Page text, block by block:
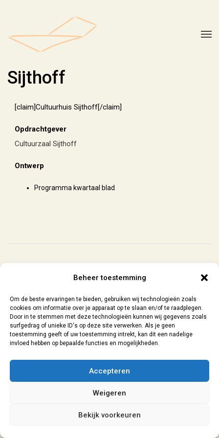
Beheer toestemming
Om de beste ervaringen te bieden, gebruiken wij technologieën zoals
cookies om informatie over je apparaat op te slaan en/of te raadplegen.
Door in te stemmen met deze technologieën kunnen wij gegevens zoals
surfgedrag of unieke ID's op deze site verwerken. Als je geen
toestemming geeft of uw toestemming intrekt, kan dit een nadelige
invloed hebben op bepaalde functies en mogelijkheden.
Accepteren
Weigeren
Bekijk voorkeuren
Sijthoff
[claim]Cultuurhuis Sijthoff[/claim]
Opdrachtgever
Cultuurzaal Sijthoff
Ontwerp
Programma kwartaal blad
Leiden | 2026
Algemene Voorwaarden
| Privacyverklaring